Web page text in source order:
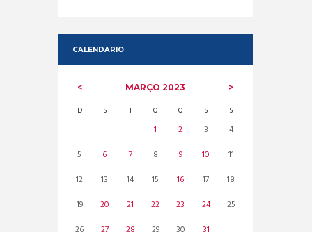
CALENDARIO
MARÇO 2023
D S T Q Q S S
1 2 3
4
5
6 7 8 9 10
11
12
13 14 15 16 17
18
19
20 21 22 23 24
25